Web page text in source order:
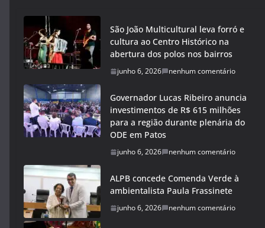
São João Multicultural leva forró e
cultura ao Centro Histórico na
abertura dos polos nos bairros
junho 6, 2026 nenhum comentário
Governador Lucas Ribeiro anuncia
investimentos de R$ 615 milhões
para a região durante plenária do
ODE em Patos
junho 6, 2026 nenhum comentário
ALPB concede Comenda Verde à
ambientalista Paula Frassinete
junho 6, 2026 nenhum comentário